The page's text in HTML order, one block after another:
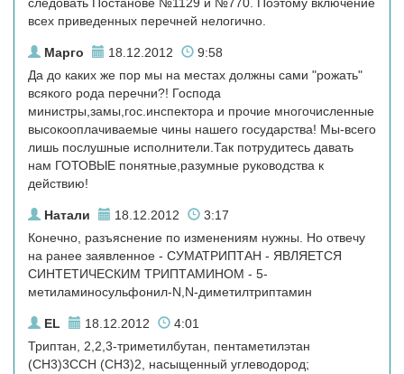
всех приведенных перечней нелогично.
Марго 18.12.2012
9:58
Да до каких же пор мы на местах должны сами "рожать"
всякого рода перечни?! Господа
министры,замы,гос.инспектора и прочие многочисленные
высокооплачиваемые чины нашего государства! Мы-всего
лишь послушные исполнители.Так потрудитесь давать
нам ГОТОВЫЕ понятные,разумные руководства к
действию!
Натали 18.12.2012
3:17
Конечно, разъяснение по изменениям нужны. Но отвечу
на ранее заявленное - СУМАТРИПТАН - ЯВЛЯЕТСЯ
СИНТЕТИЧЕСКИМ ТРИПТАМИНОМ - 5-
метиламиносульфонил-N,N-диметилтриптамин
EL 18.12.2012
4:01
Триптан, 2,2,3-триметилбутан, пентаметилэтан
(CH3)3CCH (CH3)2, насыщенный углеводород;